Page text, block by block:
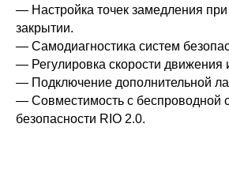
— Настройка точек замедления при
закрытии.
— Самодиагностика систем
— Регулировка скорости движения
— Подключение дополнительной
— Совместимость с беспроводной
безопасности RIO 2.0.
IP40
от 4500 ₽